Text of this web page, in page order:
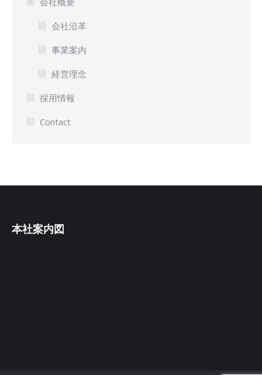
会社沿革
事業案内
経営理念
採用情報
Contact
本社案内図